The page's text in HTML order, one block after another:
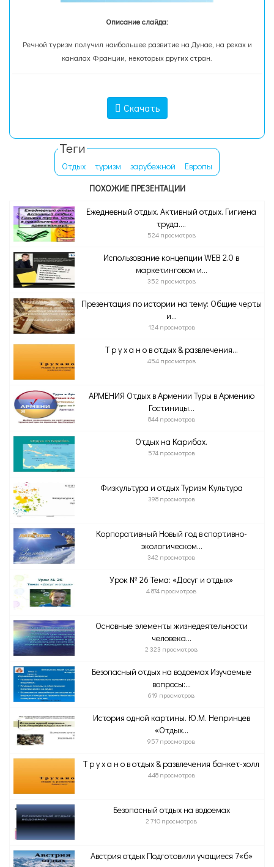
Описание слайда:
Речной туризм получил наибольшее развитие на Дунае, на реках и
каналах Франции, некоторых других стран.
Скачать
Теги
Отдых туризм зарубежной
Европы
ПОХОЖИЕ ПРЕЗЕНТАЦИИ
Ежедневный отдых. Активный отдых. Гигиена
труда....
524 просмотров
Использование концепции WEB 2.0 в
маркетинговом и...
352 просмотров
Презентация по истории на тему: Общие черты
и...
124 просмотров
Т р у х а н о в отдых & развлечения...
454 просмотров
АРМЕНИЯ Отдых в Армении Туры в Армению
Гостиницы...
844 просмотров
Отдых на Карибах.
574 просмотров
Физкультура и отдых Туризм Культура
398 просмотров
Корпоративный Новый год в спортивно-
экологическом...
342 просмотров
Урок № 26 Тема: «Досуг и отдых»
4 874 просмотров
Основные элементы жизнедеятельности
человека...
2 323 просмотров
Безопасный отдых на водоемах Изучаемые
вопросы:...
619 просмотров
История одной картины. Ю.М. Непринцев
«Отдых...
957 просмотров
Т р у х а н о в отдых & развлечения банкет-холл
448 просмотров
Безопасный отдых на водоемах
2 710 просмотров
Австрия отдых Подготовили учащиеся 7«б»